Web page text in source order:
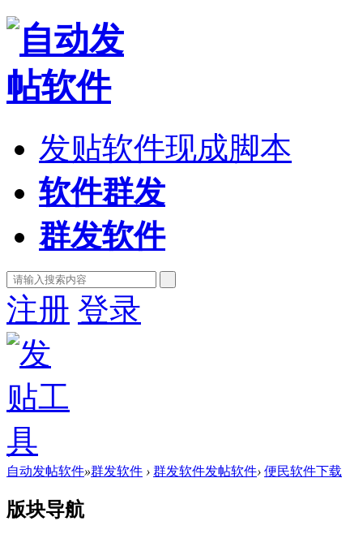
发贴软件现成脚本
软件群发
群发软件
注册 登录
自动发帖软件»群发软件 › 群发软件发帖软件› 便民软件下载
版块导航